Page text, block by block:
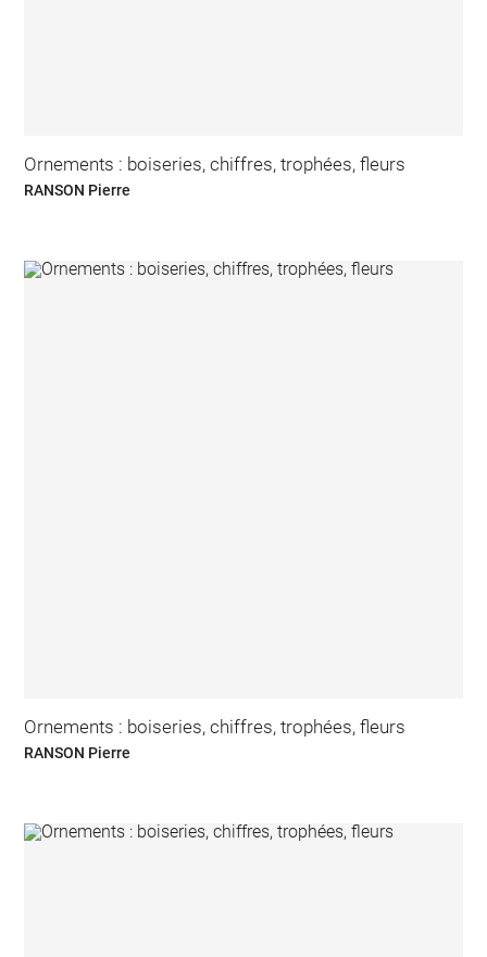
Ornements : boiseries, chiffres, trophées, fleurs
RANSON Pierre
Ornements : boiseries, chiffres, trophées, fleurs
RANSON Pierre